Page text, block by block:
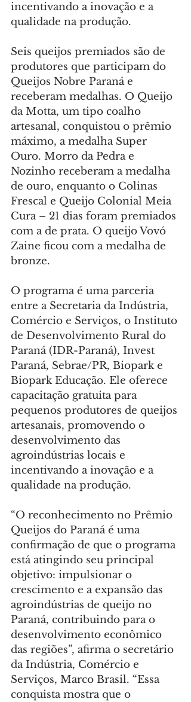
incentivando a inovação e a
qualidade na produção.
Seis queijos premiados são de
produtores que participam do
Queijos Nobre Paraná e
receberam medalhas. O Queijo
da Motta, um tipo coalho
artesanal, conquistou o prêmio
máximo, a medalha Super
Ouro. Morro da Pedra e
Nozinho receberam a medalha
de ouro, enquanto o Colinas
Frescal e Queijo Colonial Meia
Cura – 21 dias foram premiados
com a de prata. O queijo Vovó
Zaine ficou com a medalha de
bronze.
O programa é uma parceria
entre a Secretaria da Indústria,
Comércio e Serviços, o Instituto
de Desenvolvimento Rural do
Paraná (IDR-Paraná), Invest
Paraná, Sebrae/PR, Biopark e
Biopark Educação. Ele oferece
capacitação gratuita para
pequenos produtores de queijos
artesanais, promovendo o
desenvolvimento das
agroindústrias locais e
incentivando a inovação e a
qualidade na produção.
“O reconhecimento no Prêmio
Queijos do Paraná é uma
confirmação de que o programa
está atingindo seu principal
objetivo: impulsionar o
crescimento e a expansão das
agroindústrias de queijo no
Paraná, contribuindo para o
desenvolvimento econômico
das regiões”, afirma o secretário
da Indústria, Comércio e
Serviços, Marco Brasil. “Essa
conquista mostra que o